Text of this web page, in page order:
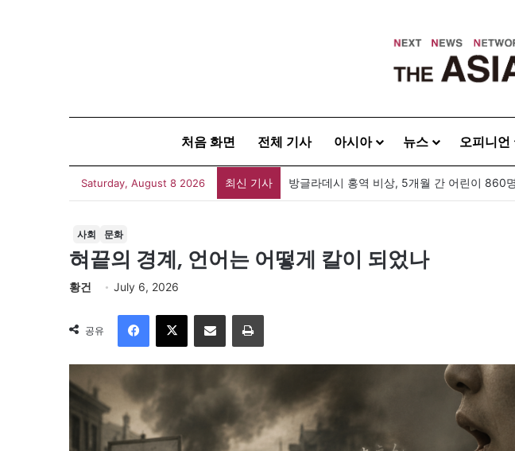
처음 화면 전체 기사 아시아 뉴스 오피니언
Saturday, August 8 2026 최신 기사 아자뉴스바이트 20260808
사회 문화
혀끝의 경계, 언어는 어떻게 칼이 되었나
황건 July 6, 2026
공유
Facebook
X 이메일 인쇄